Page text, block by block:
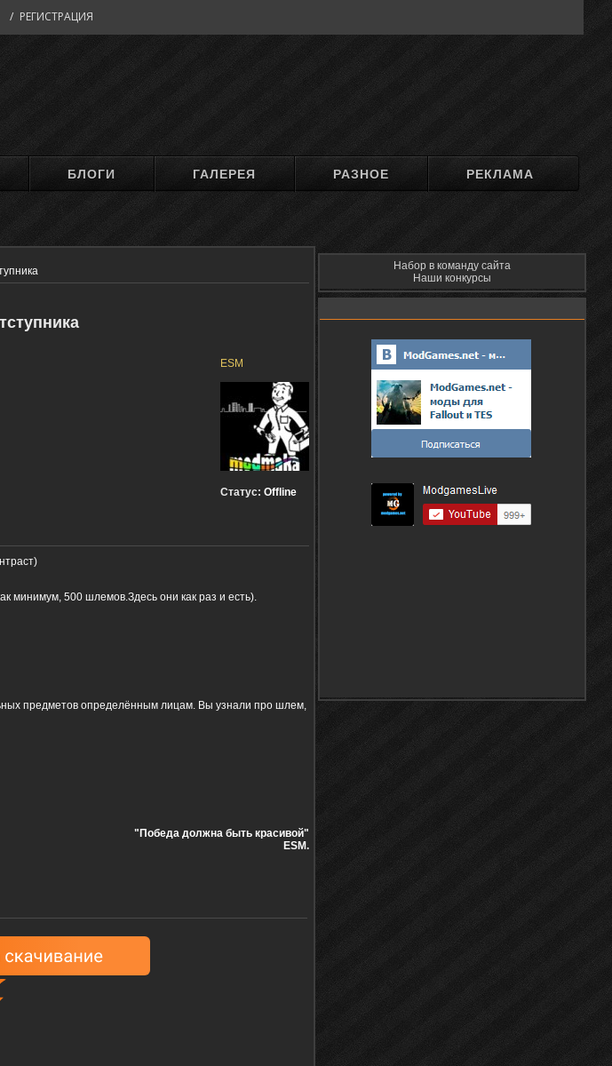
/ РЕГИСТРАЦИЯ
БЛОГИ ГАЛЕРЕЯ РАЗНОЕ РЕКЛАМА
ESM
Статус: Offline
минимум, 500 шлемов.Здесь они как раз и есть).
предметов определённым лицам. Вы узнали про шлем,
"Победа должна быть красивой"
ESM.
Набор в команду сайта
Наши конкурсы